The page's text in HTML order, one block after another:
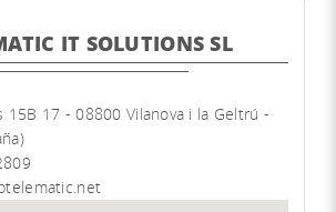
IT SOLUTIONS SL
15B 17 - 08800 Vilanova i la Geltrú -